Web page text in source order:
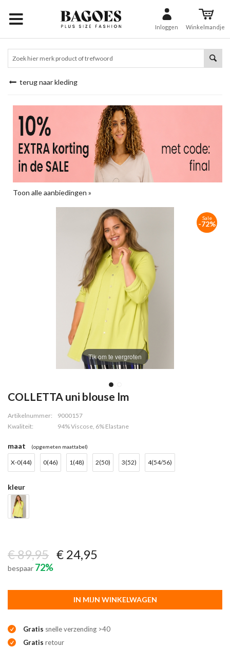
Inloggen Winkelmandje
terug naar kleding
Toon alle aanbiedingen »
Tik om te vergroten
Sale
-72%
COLLETTA uni blouse lm
Artikelnummer:
9000157
Kwaliteit:
94% Viscose, 6% Elastane
maat (opgemeten maattabel)
X-0(44) 0(46) 1(48) 2(50) 3(52) 4(54/56)
kleur
€ 89,95 € 24,95
bespaar 72%
IN MIJN WINKELWAGEN
Gratis snelle verzending >40
Gratis retour